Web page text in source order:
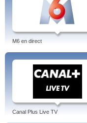
M6 en direct
Canal Plus Live TV